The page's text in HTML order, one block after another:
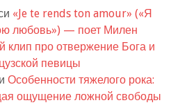
«Je te rends ton amour» («Я
любовь») — поет Милен
клип про отвержение Бога и
певицы
Особенности тяжелого рока:
ощущение ложной свободы